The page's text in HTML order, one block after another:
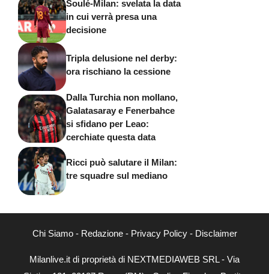
Soulé-Milan: svelata la data
in cui verrà presa una
decisione
Tripla delusione nel derby:
ora rischiano la cessione
Dalla Turchia non mollano,
Galatasaray e Fenerbahce
si sfidano per Leao:
cerchiate questa data
Ricci può salutare il Milan:
tre squadre sul mediano
Chi Siamo- Redazione- Privacy Policy- Disclaimer
Milanlive.it di proprietà di NEXTMEDIAWEB SRL - Via